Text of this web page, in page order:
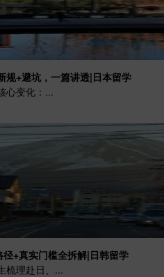
规+避坑，一篇讲透|日本留学
心变化：...
+真实门槛全拆解|日韩留学
梳理赴日、...